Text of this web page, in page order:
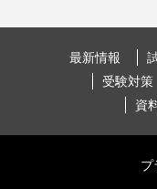
最新情報
受験対策
資
プ